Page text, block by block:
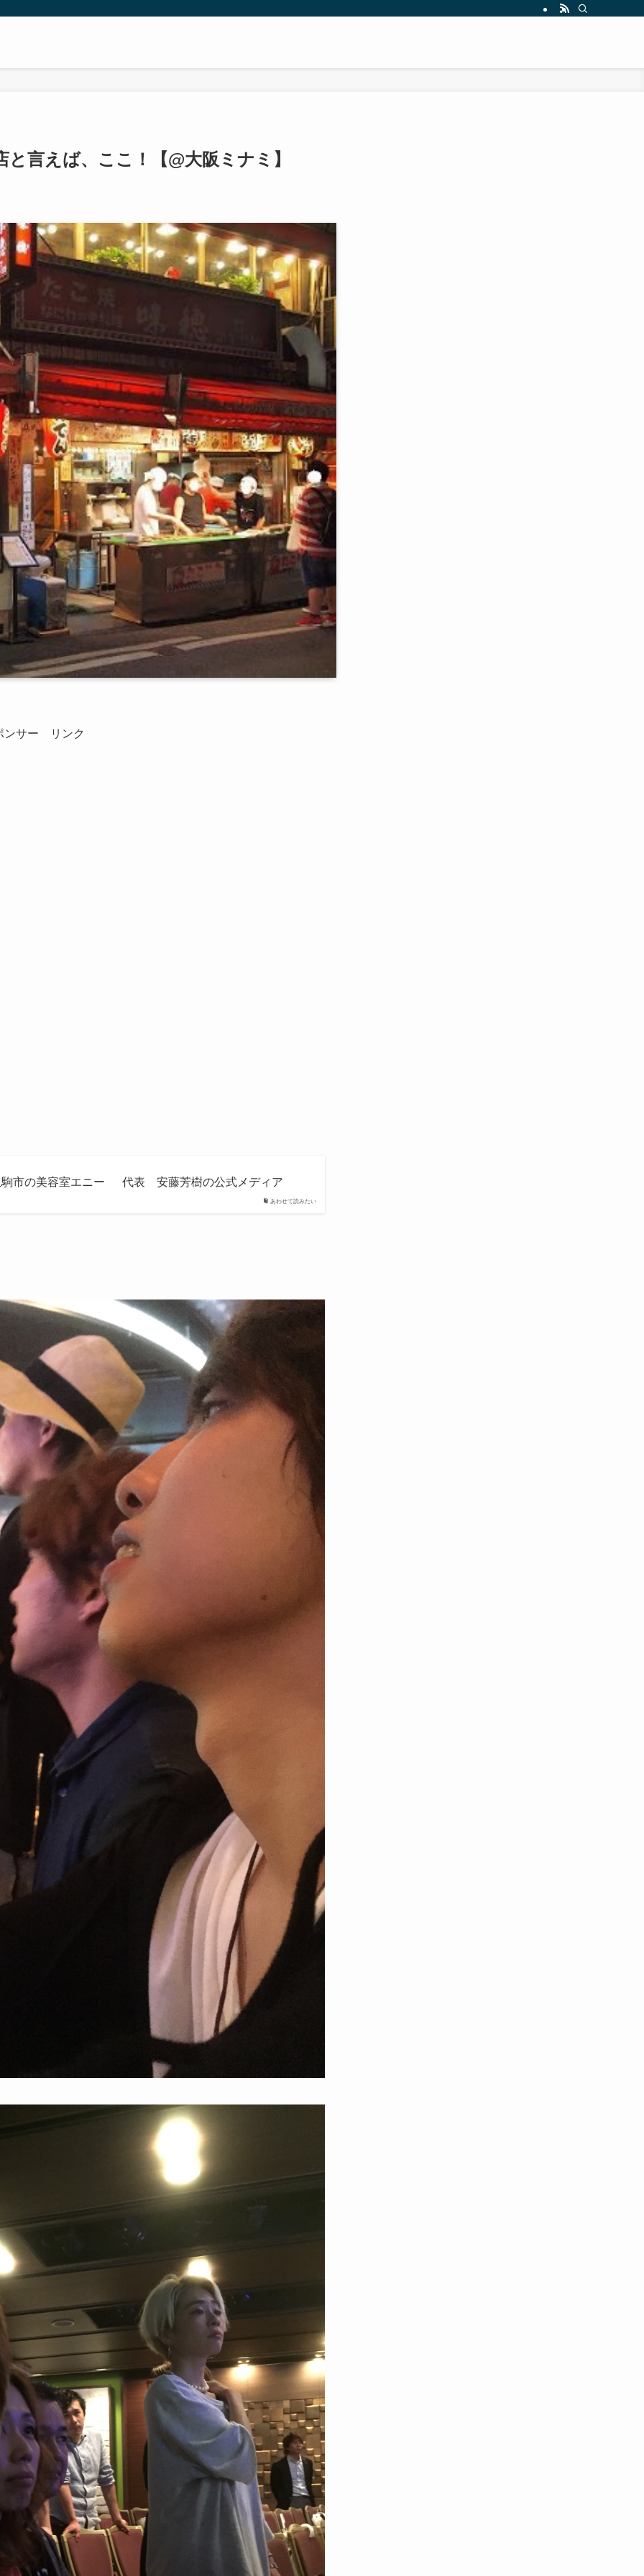
言えば、ここ！【@大阪ミナミ】
ンサー リンク
あわせて読みたい
駒市の美容室エニー 代表 安藤芳樹の公式メディア